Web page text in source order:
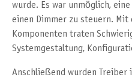
wurde. Es war unmöglich,
einen Dimmer zu steuern. Mit
Komponenten traten
Systemgestaltung,
Anschließend wurden Treiber